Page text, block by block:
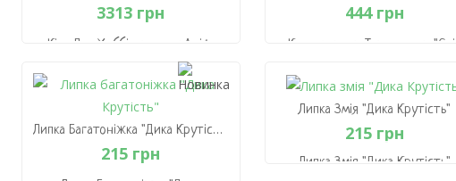
3313 грн
Кінь Для Хоббіхорсингу Аміґо
3313 грн
В Кошик
444 грн
Конструктор Тиранозавр "Світ
444 грн
В Кошик
Липка Багатоніжка "Дика Крутість"
215 грн
Липка Змія "Дика Крутість"
215 грн
Липка Змія "Дика Крутість"